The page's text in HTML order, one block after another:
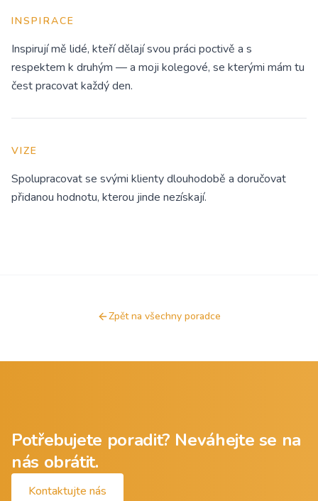
INSPIRACE
Inspirují mě lidé, kteří dělají svou práci poctivě a s
respektem k druhým — a moji kolegové, se kterými mám tu
čest pracovat každý den.
VIZE
Spolupracovat se svými klienty dlouhodobě a doručovat
přidanou hodnotu, kterou jinde nezískají.
Zpět na všechny poradce
Potřebujete poradit? Neváhejte se na
nás obrátit.
Kontaktujte nás